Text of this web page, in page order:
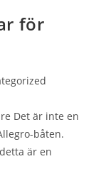
för
Det är inte en
båten.
är en